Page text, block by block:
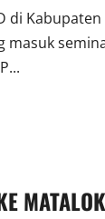
di
masuk